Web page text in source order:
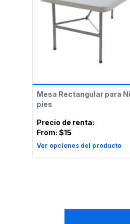
Mesa Rectangular para
pies
Precio de renta:
From: $15
Ver opciones del producto